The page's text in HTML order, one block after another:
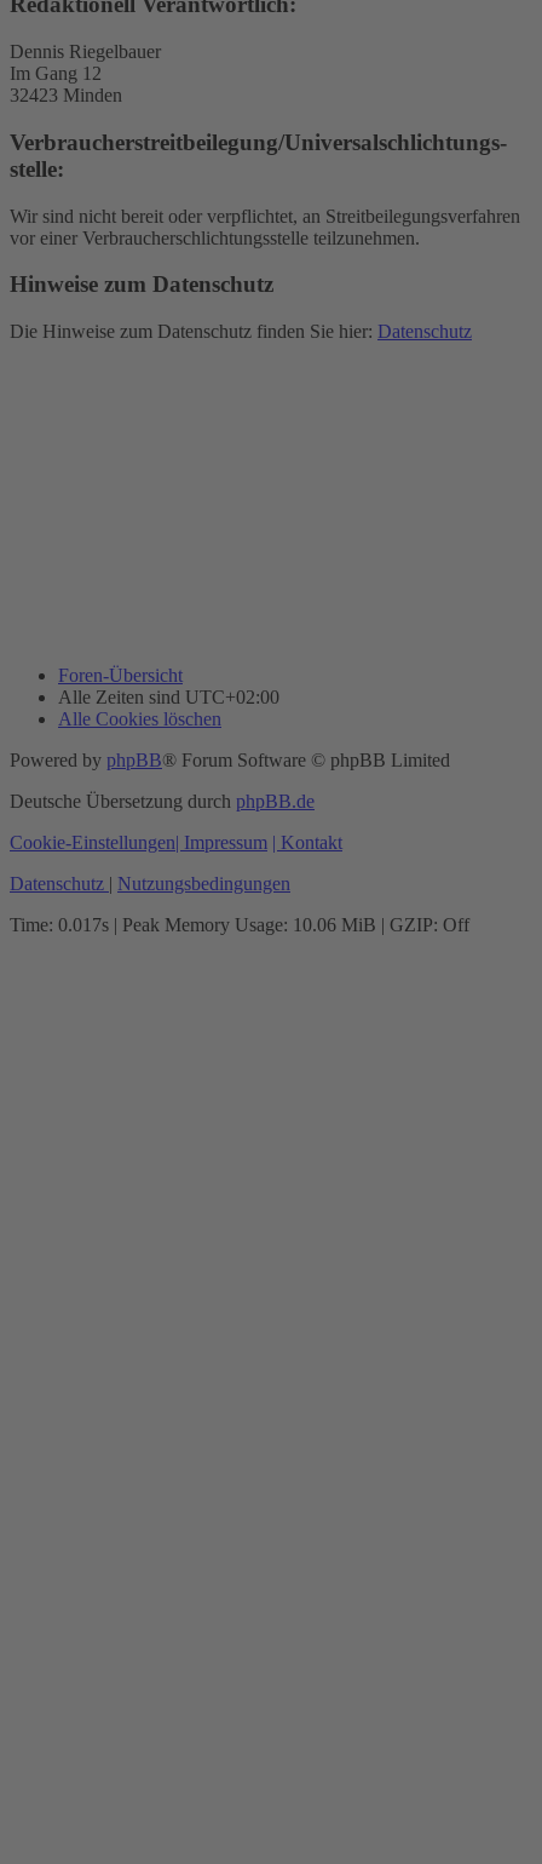
Dennis Riegelbauer
Im Gang 12
32423 Minden
Verbraucher­streit­beilegung/Universal­schlichtungs­
stelle:
Wir sind nicht bereit oder verpflichtet, an Streitbeilegungsverfahren
vor einer Verbraucherschlichtungsstelle teilzunehmen.
Hinweise zum Datenschutz
Die Hinweise zum Datenschutz finden Sie hier: Datenschutz
Foren-Übersicht
Alle Zeiten sind UTC+02:00
Alle Cookies löschen
Powered by phpBB® Forum Software © phpBB Limited
Deutsche Übersetzung durch phpBB.de
Cookie-Einstellungen| Impressum | Kontakt
Datenschutz | Nutzungsbedingungen
Time: 0.017s | Peak Memory Usage: 10.06 MiB | GZIP: Off